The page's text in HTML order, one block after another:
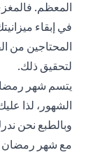
المعظم.
في إبقاء
المحتاجين من
لتحقيق ذلك.
يتسم شهر
الشهور، لذا
وبالطبع نحن
مع شهر رمضان